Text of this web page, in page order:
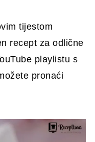
tijestom
recept za odlične
playlistu s
pronaći